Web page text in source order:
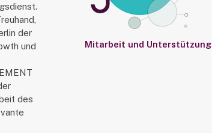
der
und
des
Mitarbeit und Unterstützung